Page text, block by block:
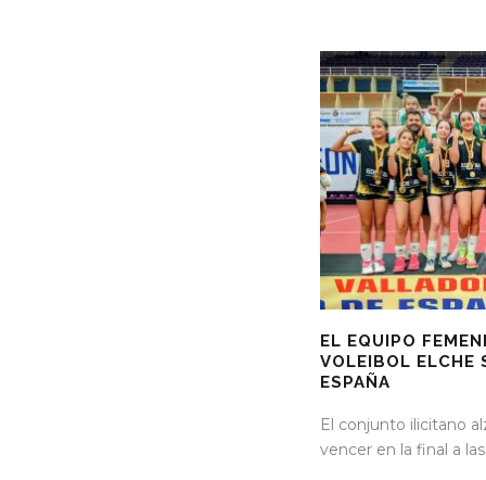
EL EQUIPO
VOLEIBOL ELCHE
ESPAÑA
El conjunto ilicitano
vencer en la final a